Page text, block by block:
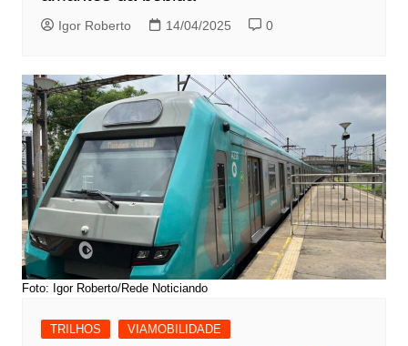
Igor Roberto 14/04/2025 0
Foto: Igor Roberto/Rede Noticiando
TRILHOS
VIAMOBILIDADE